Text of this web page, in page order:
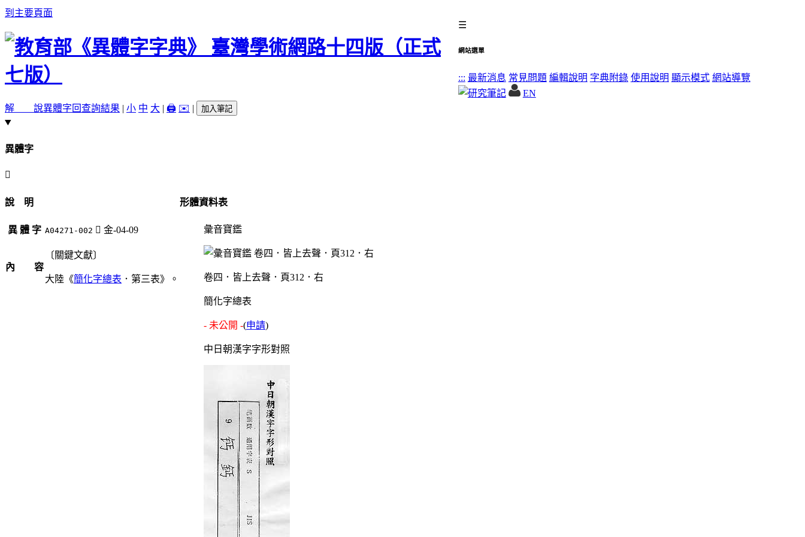
到主要頁面
☰
網站選單
::: 最新消息 常見問題 編輯說明 字典附錄 使用說明 顯示模式 網站導覽
EN
解 說異體字回查詢結果 | 小 中 大 | 🖨️ ✉️ | 加入筆記
異體字
󶍯
說 明
異 體 字 A04271-002 󶍯 金-04-09
內 容
〔關鍵文獻〕
大陸《簡化字總表 ．第三表》。
形體資料表
彙音寶鑑
卷四．皆上去聲．頁312．右
簡化字總表
- 未公開 -(申請)
中日朝漢字字形對照